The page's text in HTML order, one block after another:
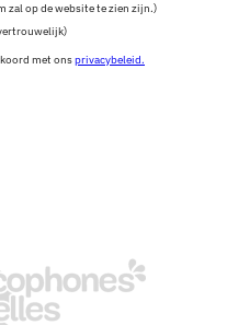
zal op de website te zien zijn.)
met onsprivacybeleid.